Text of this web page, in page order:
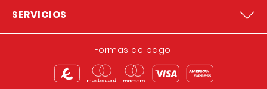
SERVICIOS
Formas de pago: